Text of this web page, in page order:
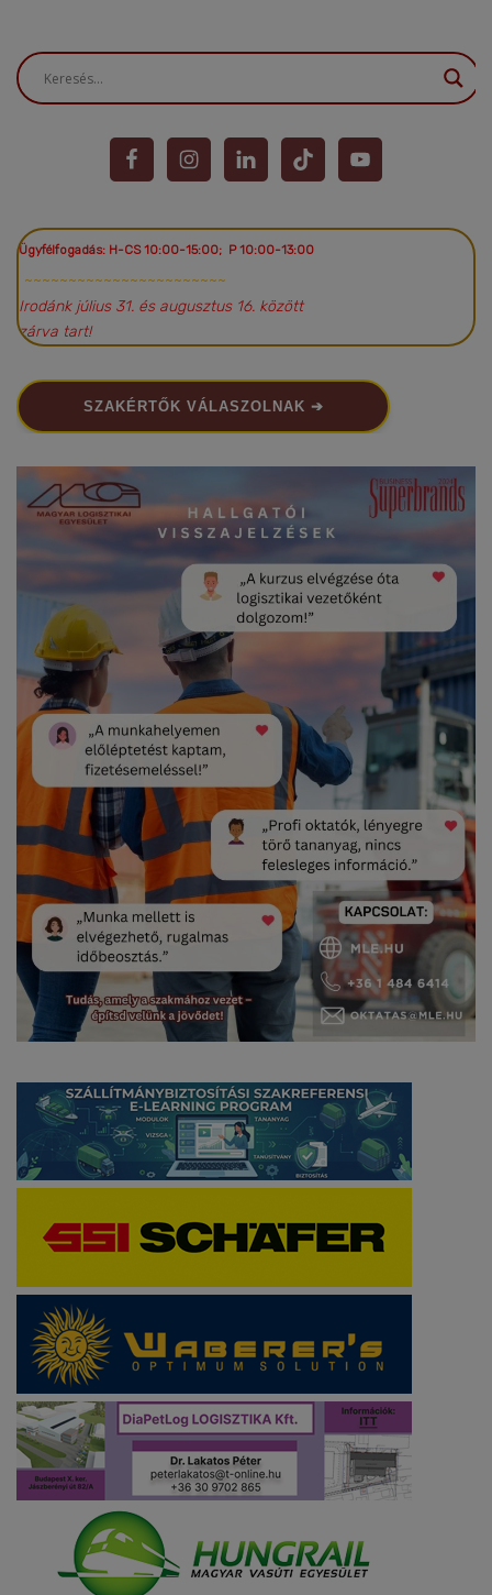
Ügyfélfogadás: H-CS 10:00-15:00; P 10:00-13:00
~~~~~~~~~~~~~~~~~~~~~~~
Irodánk július 31. és augusztus 16. között
zárva tart!
SZAKÉRTŐK VÁLASZOLNAK ➔